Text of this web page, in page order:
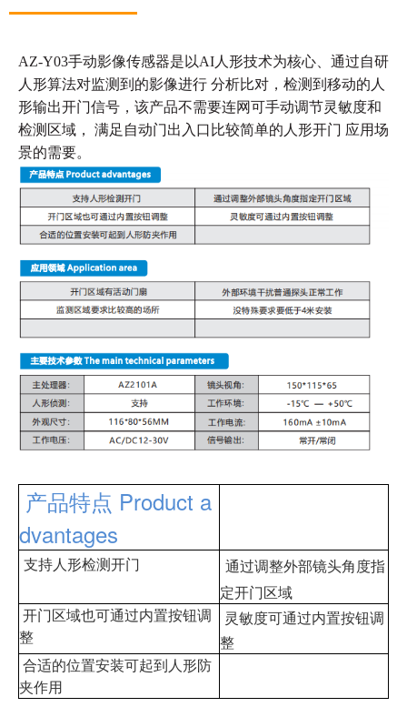
AZ-Y03手动影像传感器是以AI人形技术为核心、通过自研
人形算法对监测到的影像进行 分析比对，检测到移动的人
形输出开门信号，该产品不需要连网可手动调节灵敏度和
检测区域， 满足自动门出入口比较简单的人形开门 应用场
景的需要。
产品特点 Product a
dvantages
支持人形检测开门
通过调整外部镜头角度指
定开门区域
开门区域也可通过内置按钮调
整
灵敏度可通过内置按钮调
整
合适的位置安装可起到人形防
夹作用